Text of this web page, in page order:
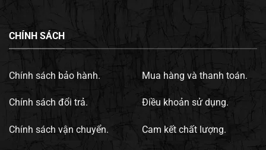
CHÍNH SÁCH
Chính sách bảo hành.
Chính sách đổi trả.
Chính sách vận chuyển.
Mua hàng và thanh toán.
Điều khoản sử dụng.
Cam kết chất lượng.